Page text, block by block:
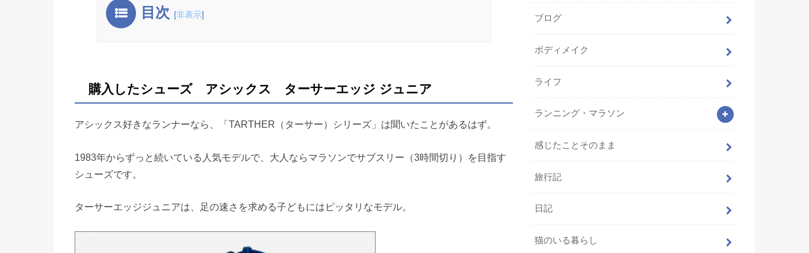
目次 [非表示]
購入したシューズ アシックス ターサーエッジ ジュニア
アシックス好きなランナーなら、「TARTHER（ターサー）シリーズ」は聞いたことがあるはず。
1983年からずっと続いている人気モデルで、大人ならマラソンでサブスリー（3時間切り）を目指す
シューズです。
ターサーエッジジュニアは、足の速さを求める子どもにはピッタリなモデル。
ブログ
ボディメイク
ライフ
ランニング・マラソン
感じたことそのまま
旅行記
日記
猫のいる暮らし